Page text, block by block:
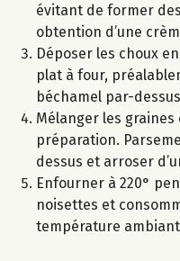
évitant de former
obtention d’une
Déposer les choux
plat à four,
béchamel par-
Mélanger les
préparation.
dessus et arroser
Enfourner à 220°
noisettes et
température